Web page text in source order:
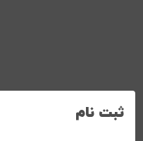
ثبت نام